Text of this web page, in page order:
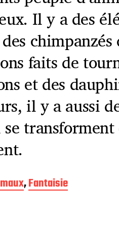
Il y a des
faits de
et des
il y a aussi
,Fantaisie